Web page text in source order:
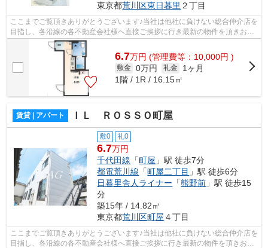
東京都荒川区東日暮里 ２丁目
ここまでご覧頂きありがとうございます♪当社は他社に負けない総合仲介店を
目指し、各沿線の各不動産会社様へ直接ご挨拶に行き最新の物件を頂きお客
様へ提供しております！最新の情報は...
6.7万円 (管理費等：10,000円 )
敷金 0万円 礼金
1ヶ月
1階 / 1R / 16.15㎡
賃貸 | アパート ＩＬ ＲＯＳＳＯ町屋
敷0 礼0
6.7万円
千代田線 「町屋 」駅 徒歩7分
都電荒川線 「町屋二丁目 」駅 徒歩6分
日暮里舎人ライナー 「熊野前 」駅 徒歩15
分
築15年 / 14.82㎡
東京都荒川区町屋 ４丁目
ここまでご覧頂きありがとうございます♪当社は他社に負けない総合仲介店を
目指し、各沿線の各不動産会社様へ直接ご挨拶に行き最新の物件を頂きお客